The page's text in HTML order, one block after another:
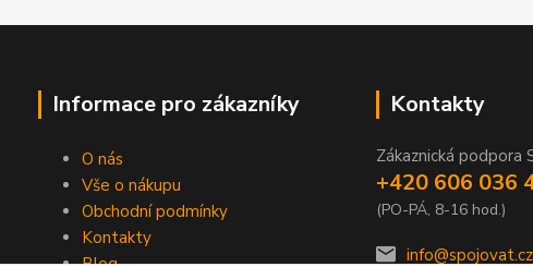
Informace pro zákazníky
O nás
Vše o nákupu
Obchodní podmínky
Kontakty
Kontakty
Zákaznická podpora
+420 606 036
(PO-PÁ, 8-16 hod.)
info@spojovat.cz